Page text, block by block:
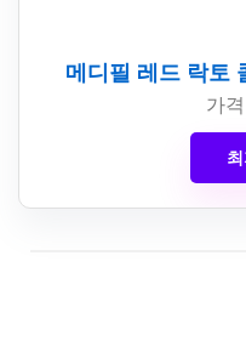
메디필 레드 락토
가